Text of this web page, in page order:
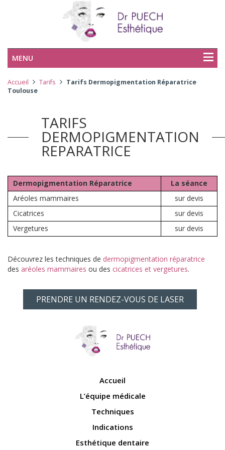
MENU
Accueil Tarifs
Tarifs Dermopigmentation Réparatrice
Toulouse
TARIFS
DERMOPIGMENTATION
REPARATRICE
Dermopigmentation Réparatrice
La séance
Aréoles mammaires
sur devis
Cicatrices
sur devis
Vergetures
sur devis
Découvrez les techniques de dermopigmentation réparatrice
des aréoles mammaires ou des cicatrices et vergetures.
PRENDRE UN RENDEZ-VOUS DE LASER
Accueil
L’équipe médicale
Techniques
Indications
Esthétique dentaire